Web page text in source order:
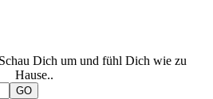
Dich um und fühl Dich wie zu
Hause..